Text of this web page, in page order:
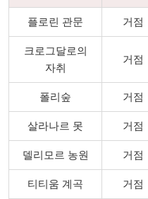
플로린 관문 거점
크로그달로의
자취
거점
폴리숲 거점
살라나르 못 거점
델리모르 농원 거점
티티움 계곡 거점